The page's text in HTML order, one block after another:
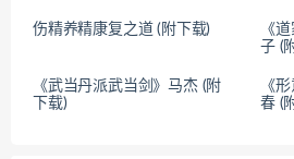
伤精养精康复之道 (附下载)
《
子 (
《武当丹派武当剑》马杰 (附
下载)
《
春 (